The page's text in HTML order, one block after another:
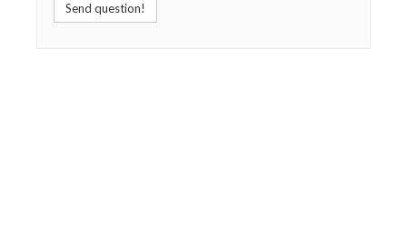
Send question!